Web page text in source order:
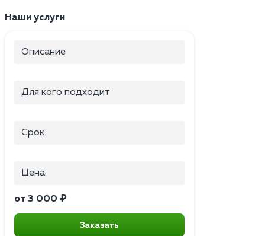
Наши услуги
Описание
Для кого подходит
Срок
Цена
от 3 000 ₽
Заказать